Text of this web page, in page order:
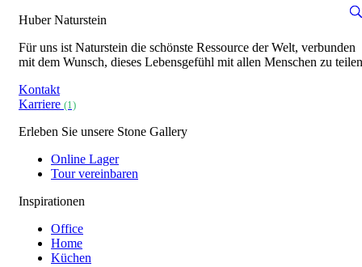
Huber Naturstein
Für uns ist Naturstein die schönste Ressource der Welt, verbunden
mit dem Wunsch, dieses Lebensgefühl mit allen Menschen zu
Kontakt
Karriere (1)
Erleben Sie unsere Stone Gallery
Online Lager
Tour vereinbaren
Inspirationen
Office
Home
Küchen